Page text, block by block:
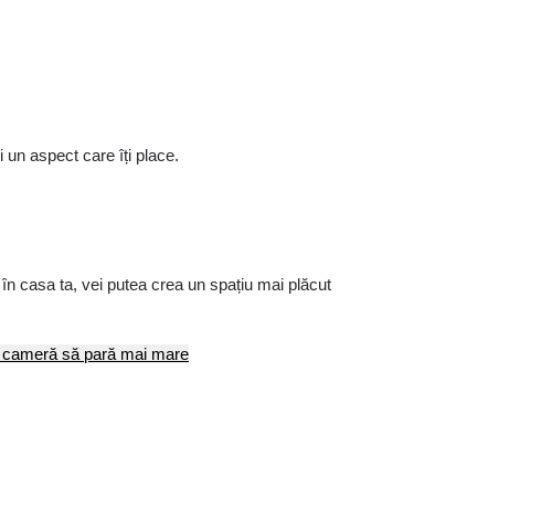
un aspect care îți place.
casa ta, vei putea crea un spațiu mai plăcut
să pară mai mare